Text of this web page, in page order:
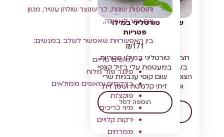
שווארמה טבעונית
בטורטייה
₪175
חצאי טורטיות מגולגלות
בשווארמה עסיסית מן
הצומח עם טחינה, עמבה
ומלפפון חמוץ. מנה
מנצחת!
הוספה לסל
טורטליני במילוי
פטריות
₪171
טורטליני במילוי פטריות
במעטפת עלי בזיל קונפי
שום קופי עגבניות שרי
זיתי קלמטה ושמן זית
הוספה לסל
ותוספות שונות, כך שנוצר שולחן עשיר, מגוון
ונוח יותר לאכילה.
בין האפשרויות שאפשר לשלב במגשים:
מאפים טריים
פינגר פוד מלוח
בורקסים ומאפים ממולאים
פוקצ'ות
מיני כריכים
ירקות קלויים
ממרחים